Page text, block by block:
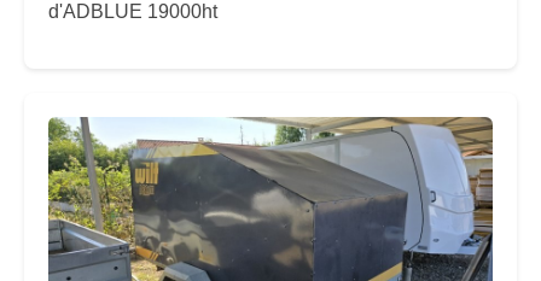
d'ADBLUE 19000ht